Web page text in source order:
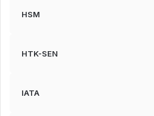
HSM
HTK-SEN
IATA